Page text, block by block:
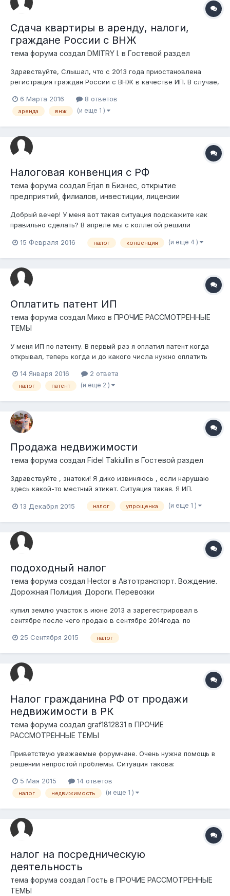
Сдача квартиры в аренду, налоги,
граждане России с ВНЖ
тема форума создал DMITRY I. в Гостевой раздел
Здравствуйте, Слышал, что с 2013 года приостановлена
регистрация граждан России с ВНЖ в качестве ИП. В случае,
на праве собственности квартиру есть ли у него
возможность сделать это законно? Чтобы с налогами
6 Марта 2016 8 ответов
аренда внж (и еще 1 )
Налоговая конвенция с РФ
тема форума создал Erjan в Бизнес, открытие
предприятий, филиалов, инвестиции, лицензии
Добрый вечер! У меня вот такая ситуация подскажите как
правильно сделать? В апреле мы с коллегой решили
Россия). Все прошло плохо мы потерпели не удачу и
должны были удержать и вы...
15 Февраля 2016 налог конвенция (и еще 4 )
Оплатить патент ИП
тема форума создал Мико в ПРОЧИЕ РАССМОТРЕННЫЕ
ТЕМЫ
У меня ИП по патенту. В первый раз я оплатил патент когда
открывал, теперь когда и до какого числа нужно оплатить
оплачивать налог в течении месяца (просрочка)?будет ли за
это штраф
14 Января 2016 2 ответа
налог патент (и еще 2 )
Продажа недвижимости
тема форума создал Fidel Takiullin в Гостевой раздел
Здравствуйте , знатоки! Я дико извиняюсь , если нарушаю
здесь какой-то местный этикет. Ситуация такая. Я ИП.
актуальную оценку. Но наш родной НК для меня как
комитете этот...
13 Декабря 2015 налог упрощенка (и еще 1 )
подоходный налог
тема форума создал Hector в Автотранспорт. Вождение.
Дорожная Полиция. Дороги. Перевозки
купил землю участок в июне 2013 а зарегестрировал в
сентябре после чего продаю в сентябре 2014года. по
теперь пришла бумажка об оплате подоходного налога.
дармовые деньги и договора их никако...
25 Сентября 2015 налог
Налог гражданина РФ от продажи
недвижимости в РК
тема форума создал graf1812831 в ПРОЧИЕ
РАССМОТРЕННЫЕ ТЕМЫ
Приветствую уважаемые форумчане. Очень нужна помощь в
решении непростой проблемы. Ситуация такова:
недвижимости (частный дом). Оценки не было. Потом уехала
домой в РФ. В мае 2015 она приехала и продала
5 Мая 2015 14 ответов
налог недвижимость (и еще 1 )
налог на посредническую
деятельность
тема форума создал Гость в ПРОЧИЕ РАССМОТРЕННЫЕ
ТЕМЫ